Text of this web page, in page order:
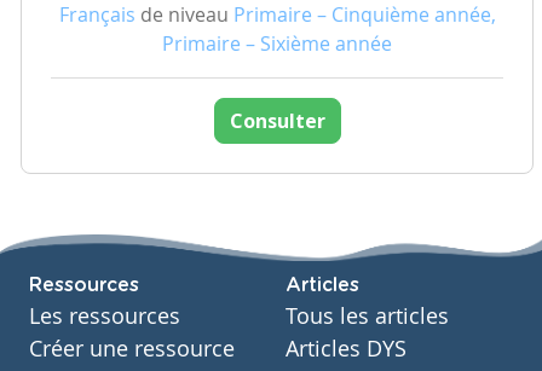
Français de niveau Primaire – Cinquième année,
Primaire – Sixième année
Consulter
Ressources
Les ressources
Créer une ressource
Articles
Tous les articles
Articles DYS